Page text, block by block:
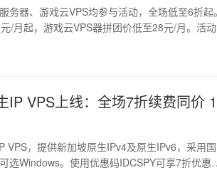
器、游戏云VPS均参与活动，全场低至6折起。
/月起，游戏云VPS器拼团价低至28元/月。活
none !important;height: 1em
IP VPS上线：全场7折续费同价 1
VPS，提供新加坡原生IPv4及原生IPv6，采用
选Windows。使用优惠码IDCSPY可享7折优惠